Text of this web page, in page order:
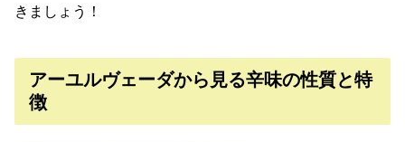
きましょう！
アーユルヴェーダから見る辛味の性質と特
徴